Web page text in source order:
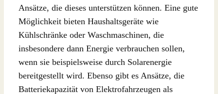
Ansätze, die dieses unterstützen können. Eine gute
Möglichkeit bieten Haushaltsgeräte wie
Kühlschränke oder Waschmaschinen, die
insbesondere dann Energie verbrauchen sollen,
wenn sie beispielsweise durch Solarenergie
bereitgestellt wird. Ebenso gibt es Ansätze, die
Batteriekapazität von Elektrofahrzeugen als